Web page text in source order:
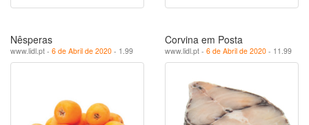
Nêsperas
www.lidl.pt - 6 de Abril de 2020 - 1.99
Corvina em Posta
www.lidl.pt - 6 de Abril de 2020 - 11.99